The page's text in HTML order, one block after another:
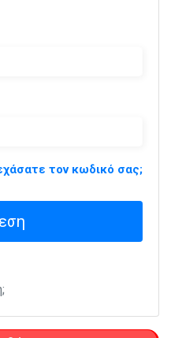
τον κωδικό σας;